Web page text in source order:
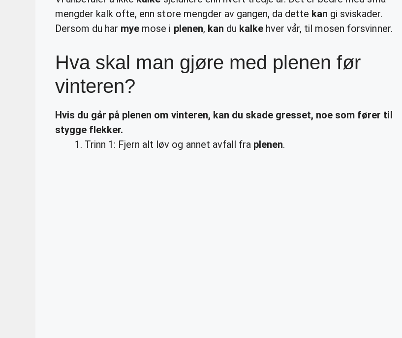
mengder kalk ofte, enn store mengder av gangen, da dette kan gi sviskader.
Dersom du har mye mose i plenen, kan du kalkehver vår, til mosen forsvinner.
Hva skal man gjøre med plenen før
vinteren?
Hvis du går på plenen om vinteren, kan du skade gresset, noe som fører til
stygge flekker.
Trinn 1: Fjern alt løv og annet avfall fra plenen.